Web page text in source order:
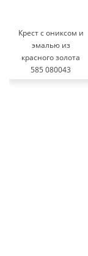
Крест с ониксом и
эмалью из
красного золота
585 080043